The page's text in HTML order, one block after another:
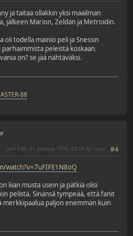
ja taitaa ollakkin yksi maailman
jälkeen Marion, Zeldan ja Metroidin.
oli todella mainio peli ja Snessin
peleistä koskaan.
on? se jää nähtäväksi.
88
#4
Last Edit: 01 January 1970, 02:00 by Guest
liian musta usein ja pätkiä olisi
pelistä. Sinänsä tympeää, että fanit
paljon enemmän kuin